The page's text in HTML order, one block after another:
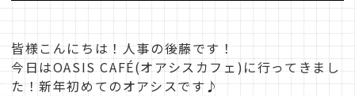
皆様こんにちは！人事の後藤です！
今日はOASIS CAFÉ(オアシスカフェ)に行ってきまし
た！新年初めてのオアシスです♪